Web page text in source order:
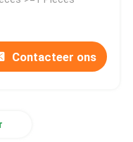
Contacteer ons